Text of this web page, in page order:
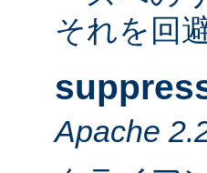
それを回
Apache